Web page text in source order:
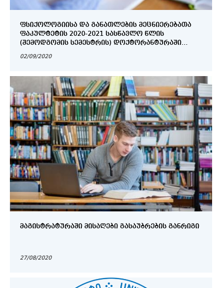
ᲤᲡᲘᲥᲝᲚᲝᲒᲘᲘᲡᲐ ᲓᲐ ᲒᲐᲜᲐᲗᲚᲔᲑᲘᲡ ᲛᲔᲪᲜᲘᲔᲠᲔᲑᲐᲗᲐ
ᲤᲐᲙᲣᲚᲢᲔᲢᲘᲡ 2020-2021 ᲡᲐᲡᲬᲐᲕᲚᲝ ᲬᲚᲘᲡ
(ᲨᲔᲛᲝᲓᲒᲝᲛᲘᲡ ᲡᲔᲛᲔᲡᲢᲠᲘᲡ) ᲓᲝᲥᲢᲝᲠᲐᲜᲢᲣᲠᲐᲨᲘ
ᲒᲐᲡᲐᲣᲑᲠᲔᲑᲘᲡ ᲗᲐᲠᲘᲦᲘ
02/09/2020
ᲛᲐᲒᲘᲡᲢᲠᲐᲢᲣᲠᲐᲨᲘ ᲛᲘᲡᲐᲦᲔᲑᲘ ᲒᲐᲡᲐᲣᲑᲠᲔᲑᲘᲡ ᲒᲐᲜᲠᲘᲒᲘ
27/08/2020